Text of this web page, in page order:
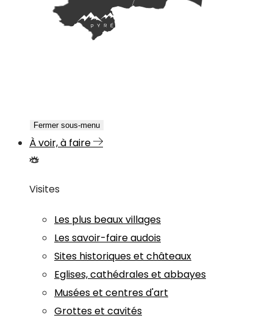
Fermer sous-menu
À voir, à faire
Visites
Les plus beaux villages
Les savoir-faire audois
Sites historiques et châteaux
Eglises, cathédrales et abbayes
Musées et centres d'art
Grottes et cavités